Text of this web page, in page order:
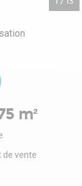
m²
de vente